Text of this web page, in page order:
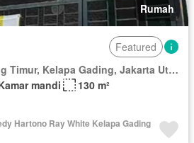
Rumah
Featured
RW 13, Kelapa Gading Timur, Kelapa Gading, Jakarta Utara, Daerah Khusus Ibukota Jakarta
mandi
130 m²
Hartono Ray White Kelapa Gading